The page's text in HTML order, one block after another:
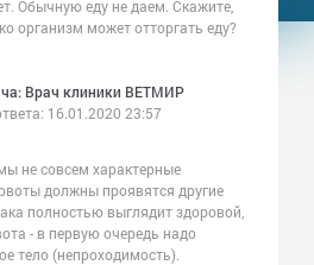
Обычную еду не даем. Скажите,
организм может отторгать еду?
Врач клиники ВЕТМИР
16.01.2020 23:57
не совсем характерные
должны проявятся другие
полностью выглядит здоровой,
- в первую очередь надо
тело (непроходимость).